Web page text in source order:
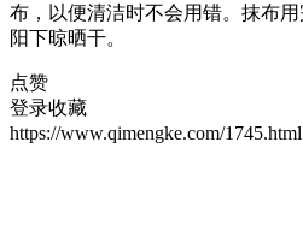
布，以便清洁时不会用错。抹布
阳下晾晒干。
点赞
登录收藏
https://www.qimengke.com/1745.html